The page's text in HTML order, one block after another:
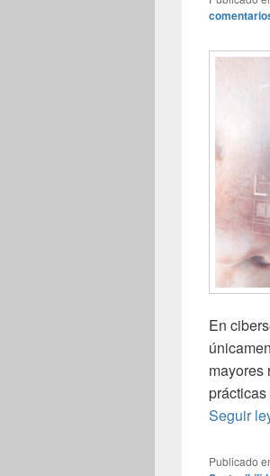
En
mayores
Seguir
Publicado